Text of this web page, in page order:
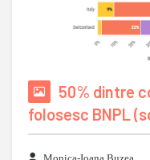
50% dintre
folosesc BNPL